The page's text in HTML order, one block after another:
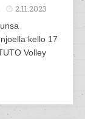
2.11.2023
kello 17
Volley